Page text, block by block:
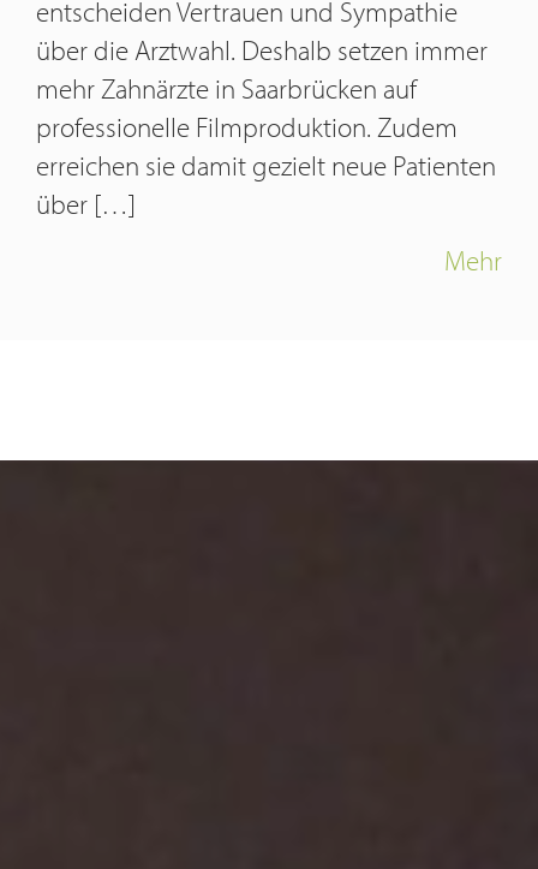
entscheiden Vertrauen und Sympathie
über die Arztwahl. Deshalb setzen immer
mehr Zahnärzte in Saarbrücken auf
professionelle Filmproduktion. Zudem
erreichen sie damit gezielt neue Patienten
über […]
Mehr